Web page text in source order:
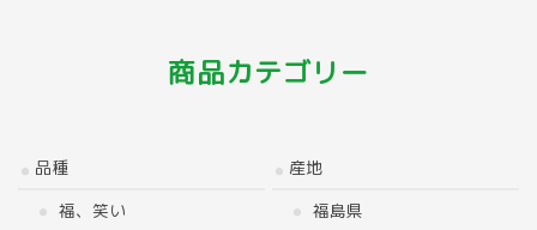
商品カテゴリー
品種
福、笑い
産地
福島県